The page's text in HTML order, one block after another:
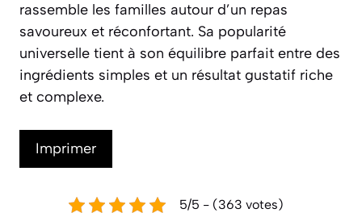
rassemble les familles autour d’un repas
savoureux et réconfortant. Sa popularité
universelle tient à son équilibre parfait entre des
ingrédients simples et un résultat gustatif riche
et complexe.
Imprimer
5/5 - (363 votes)